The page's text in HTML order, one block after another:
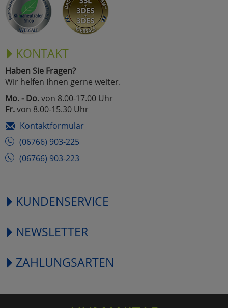
KONTAKT
Haben Sie Fragen?
Wir helfen Ihnen gerne weiter.
Mo. - Do.von 8.00-17.00 Uhr
Fr.von 8.00-15.30 Uhr
Kontaktformular
(06766) 903-225
(06766) 903-223
KUNDENSERVICE
NEWSLETTER
ZAHLUNGSARTEN